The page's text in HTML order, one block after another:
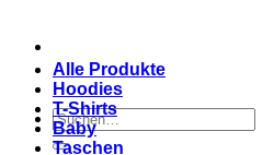
Suchen
nach:
Alle Produkte
Hoodies
T-Shirts
Baby
Taschen